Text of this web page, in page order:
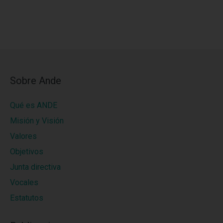
Sobre Ande
Qué es ANDE
Misión y Visión
Valores
Objetivos
Junta directiva
Vocales
Estatutos